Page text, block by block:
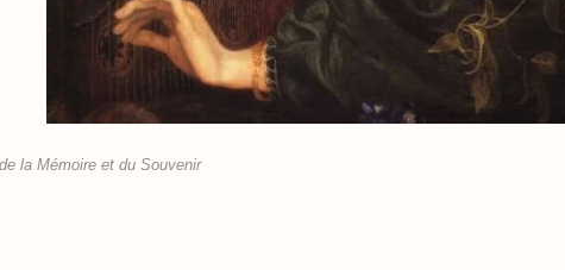
la Mémoire et du Souvenir